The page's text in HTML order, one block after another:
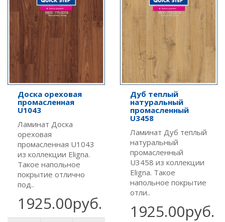
Доска ореховая
промасленная
U1043
Ламинат Доска
ореховая
промасленная U1043
из коллекции Eligna.
Такое напольное
покрытие отлично
под..
1925.00руб.
Дуб теплый
натуральный
промасленный
U3458
Ламинат Дуб теплый
натуральный
промасленный
U3458 из коллекции
Eligna. Такое
напольное покрытие
отли..
1925.00руб.